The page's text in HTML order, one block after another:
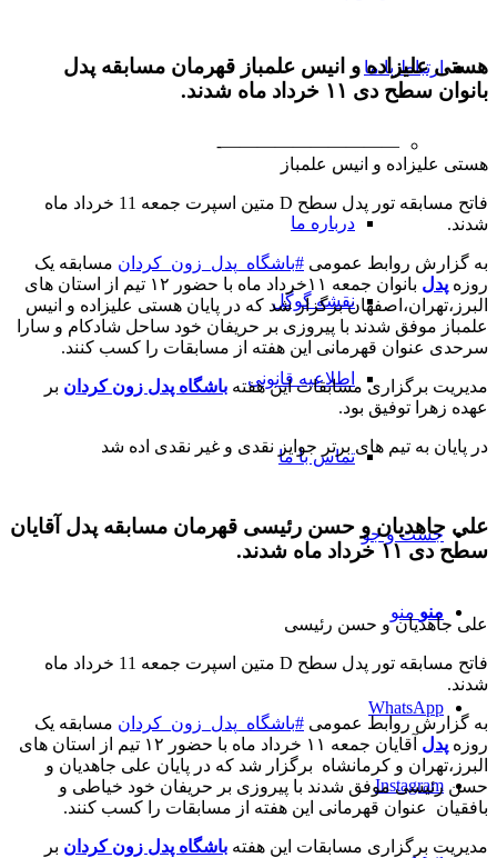
ارتباط با ما
——————————-
درباره ما
نقشه گوگل
اطلاعیه قانونی
تماس با ما
جست و جو
منو منو
WhatsApp
Instagram
هستی علیزاده و انیس علمباز قهرمان مسابقه پدل
بانوان سطح دی ۱۱ خرداد ماه شدند.
هستی علیزاده و انیس علمباز
فاتح مسابقه تور پدل سطح D متین اسپرت جمعه 11 خرداد ماه
شدند.
به گزارش روابط عمومی #باشگاه_پدل_زون_کردان مسابقه یک
روزه پدل
بانوان جمعه ۱۱خرداد ماه با حضور ۱۲ تیم از استان های
البرز،تهران‌،اصفهان برگزار شد که در پایان هستی علیزاده و انیس
علمباز موفق شدند با پیروزی بر حریفان خود ساحل شادکام و سارا
سرحدی عنوان قهرمانی این هفته از مسابقات را کسب کنند.
مدیریت برگزاری مسابقات این هفته باشگاه پدل زون کردان بر
عهده زهرا توفیق بود.
در پایان به تیم های برتر جوایز نقدی و غیر نقدی اده شد
علی جاهدیان و حسن رئیسی قهرمان مسابقه پدل آقایان
سطح دی ۱۱ خرداد ماه شدند.
علی جاهدیان و حسن رئیسی
فاتح مسابقه تور پدل سطح D متین اسپرت جمعه 11 خرداد ماه
شدند.
به گزارش روابط عمومی #باشگاه_پدل_زون_کردان مسابقه یک
روزه پدل
آقایان جمعه ۱۱ خرداد ماه با حضور ۱۲ تیم از استان های
البرز،تهران‌ و کرمانشاه برگزار شد که در پایان علی جاهدیان و
حسن رئیسی موفق شدند با پیروزی بر حریفان خود خیاطی و
بافقیان عنوان قهرمانی این هفته از مسابقات را کسب کنند.
مدیریت برگزاری مسابقات این هفته باشگاه پدل زون کردان بر